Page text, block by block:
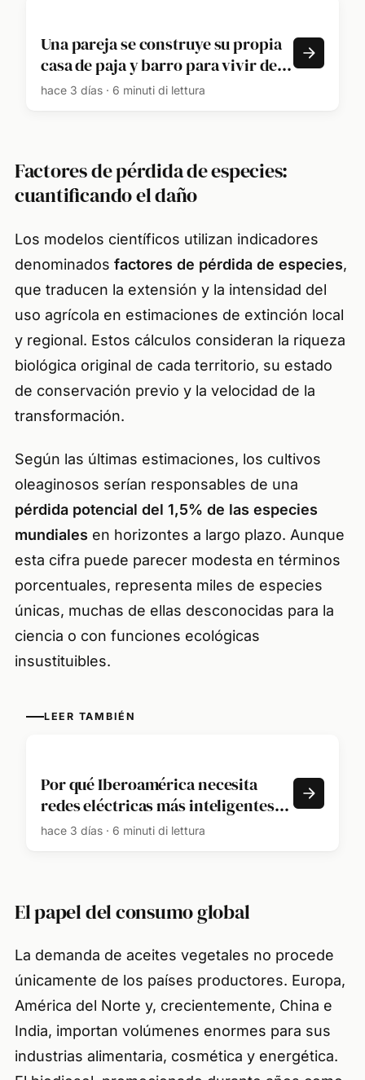
Una pareja se construye su propia
casa de paja y barro para vivir de
forma más sostenible junto a sus
hace 3 días · 6 minuti di lettura
Factores de pérdida de especies:
cuantificando el daño
Los modelos científicos utilizan indicadores
denominados factores de pérdida de especies,
que traducen la extensión y la intensidad del
uso agrícola en estimaciones de extinción local
y regional. Estos cálculos consideran la riqueza
biológica original de cada territorio, su estado
de conservación previo y la velocidad de la
transformación.
Según las últimas estimaciones, los cultivos
oleaginosos serían responsables de una
pérdida potencial del 1,5% de las especies
mundiales en horizontes a largo plazo. Aunque
esta cifra puede parecer modesta en términos
porcentuales, representa miles de especies
únicas, muchas de ellas desconocidas para la
ciencia o con funciones ecológicas
insustituibles.
LEER TAMBIÉN
Por qué Iberoamérica necesita
redes eléctricas más inteligentes
para su futuro energético
hace 3 días · 6 minuti di lettura
El papel del consumo global
La demanda de aceites vegetales no procede
únicamente de los países productores. Europa,
América del Norte y, crecientemente, China e
India, importan volúmenes enormes para sus
industrias alimentaria, cosmética y energética.